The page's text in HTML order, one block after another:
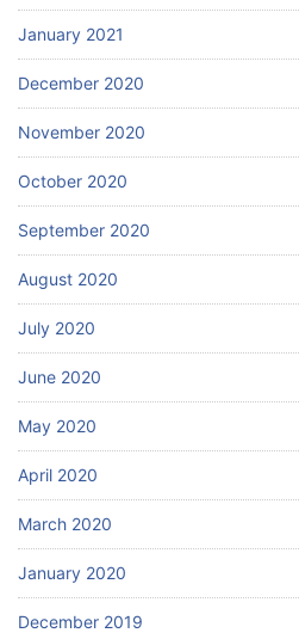
January 2021
December 2020
November 2020
October 2020
September 2020
August 2020
July 2020
June 2020
May 2020
April 2020
March 2020
January 2020
December 2019